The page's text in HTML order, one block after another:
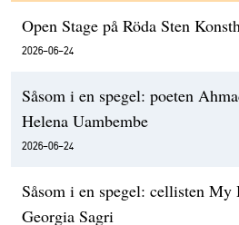
Open Stage på Röda Sten
2026-06-24
Såsom i en spegel: poeten
Helena Uambembe
2026-06-24
Såsom i en spegel: cellisten My
Georgia Sagri